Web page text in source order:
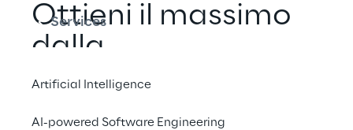
Services
Artificial Intelligence
AI-powered Software Engineering
Ottieni il massimo
dalla
trasformazione
digitale